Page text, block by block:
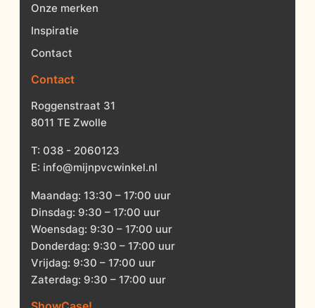
Onze merken
Inspiratie
Contact
Contact
Roggenstraat 31
8011 TE Zwolle
T: 038 - 2060123
E: info@mijnpvcwinkel.nl
Maandag: 13:30 – 17:00 uur
Dinsdag: 9:30 – 17:00 uur
Woensdag: 9:30 – 17:00 uur
Donderdag: 9:30 – 17:00 uur
Vrijdag: 9:30 – 17:00 uur
Zaterdag: 9:30 – 17:00 uur